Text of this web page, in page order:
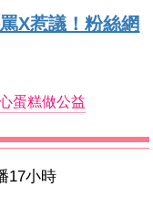
X惹議！粉絲網
蛋糕做公益
17小時